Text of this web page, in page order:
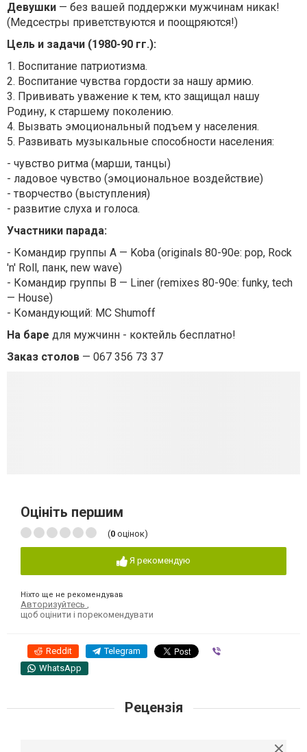
Девушки — без вашей поддержки мужчинам никак!
(Медсестры приветствуются и поощряются!)
Цель и задачи (1980-90 гг.):
1. Воспитание патриотизма.
2. Воспитание чувства гордости за нашу армию.
3. Прививать уважение к тем, кто защищал нашу
Родину, к старшему поколению.
4. Вызвать эмоциональный подъем у населения.
5. Развивать музыкальные способности населения:
- чувство ритма (марши, танцы)
- ладовое чувство (эмоциональное воздействие)
- творчество (выступления)
- развитие слуха и голоса.
Участники парада:
- Командир группы A — Koba (originals 80-90e: pop, Rock
'n' Roll, панк, new wave)
- Командир группы B — Liner (remixes 80-90e: funky, tech
— House)
- Командующий: MC Shumoff
На баре для мужчинн - коктейль бесплатно!
Заказ столов — 067 356 73 37
Оцініть першим
(0 оцінок)
Я рекомендую
Ніхто ще не рекомендував
Авторизуйтесь
щоб оцінити і порекомендувати
Reddit Telegram
WhatsApp
Рецензія